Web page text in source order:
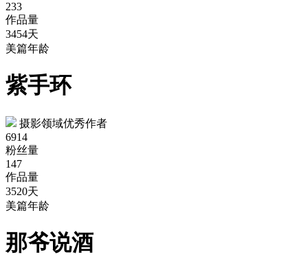
233
作品量
3454天
美篇年龄
紫手环
摄影领域优秀作者
6914
粉丝量
147
作品量
3520天
美篇年龄
那爷说酒